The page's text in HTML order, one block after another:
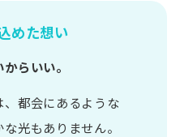
めた想い
らいい。
都会に​あるような​
光も​ありません。​